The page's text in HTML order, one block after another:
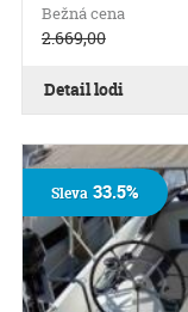
Bežná cena
2.669,00
Detail lodi
Sleva33.5%